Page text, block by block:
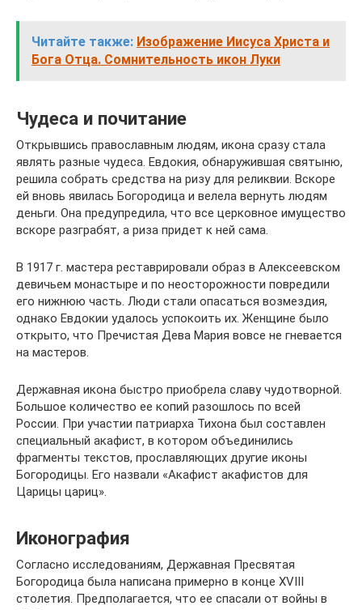
Читайте также: Изображение Иисуса Христа и
Бога Отца. Сомнительность икон Луки
Чудеса и почитание
Открывшись православным людям, икона сразу стала
являть разные чудеса. Евдокия, обнаружившая святыню,
решила собрать средства на ризу для реликвии. Вскоре
ей вновь явилась Богородица и велела вернуть людям
деньги. Она предупредила, что все церковное имущество
вскоре разграбят, а риза придет к ней сама.
В 1917 г. мастера реставрировали образ в Алексеевском
девичьем монастыре и по неосторожности повредили
его нижнюю часть. Люди стали опасаться возмездия,
однако Евдокии удалось успокоить их. Женщине было
открыто, что Пречистая Дева Мария вовсе не гневается
на мастеров.
Державная икона быстро приобрела славу чудотворной.
Большое количество ее копий разошлось по всей
России. При участии патриарха Тихона был составлен
специальный акафист, в котором объединились
фрагменты текстов, прославляющих другие иконы
Богородицы. Его назвали «Акафист акафистов для
Царицы цариц».
Иконография
Согласно исследованиям, Державная Пресвятая
Богородица была написана примерно в конце XVIII
столетия. Предполагается, что ее спасали от войны в